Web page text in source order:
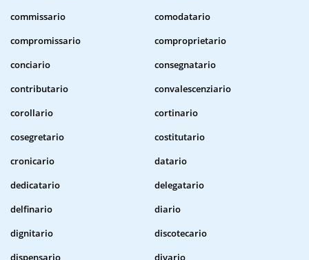
commissario
comodatario
compromissario
comproprietario
conciario
consegnatario
contributario
convalescenziario
corollario
cortinario
cosegretario
costitutario
cronicario
datario
dedicatario
delegatario
delfinario
diario
dignitario
discotecario
dispensario
divario